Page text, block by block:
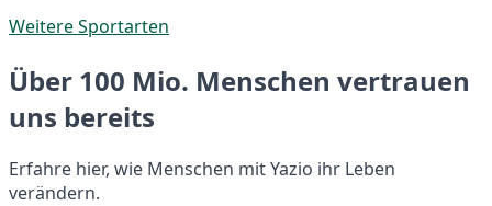
Weitere Sportarten
Über 100 Mio. Menschen vertrauen
uns bereits
Erfahre hier, wie Menschen mit Yazio ihr Leben
verändern.